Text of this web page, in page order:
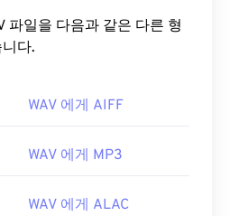
다.
WAV 에게 AIFF
WAV 에게 MP3
WAV 에게 ALAC